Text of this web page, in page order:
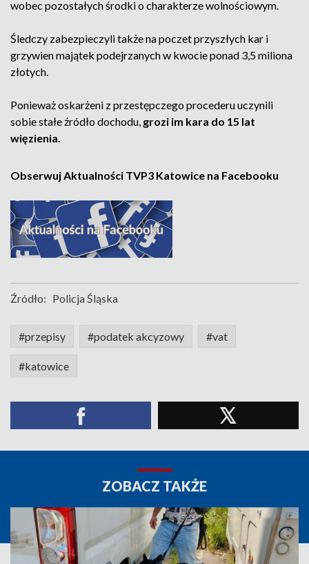
wobec pozostałych środki o charakterze wolnościowym.
Śledczy zabezpieczyli także na poczet przyszłych kar i
grzywien majątek podejrzanych w kwocie ponad 3,5 miliona
złotych.
Ponieważ oskarżeni z przestępczego procederu uczynili
sobie stałe źródło dochodu, grozi im kara do 15 lat
więzienia.
Obserwuj Aktualności TVP3 Katowice na Facebooku
Źródło: Policja Śląska
#przepisy #podatek akcyzowy #vat
#katowice
ZOBACZ TAKŻE